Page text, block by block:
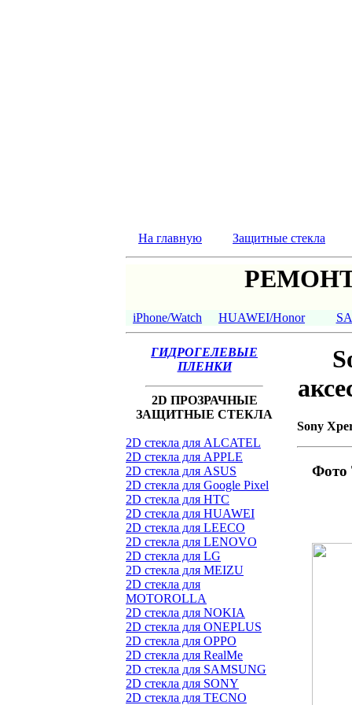
На главную Защитные стекла
iPhone/Watch HUAWEI/Honor
ГИДРОГЕЛЕВЫЕ
ПЛЕНКИ
2D ПРОЗРАЧНЫЕ
ЗАЩИТНЫЕ СТЕКЛА
2D стекла для ALCATEL
2D стекла для APPLE
2D стекла для ASUS
2D стекла для Google Pixel
2D стекла для HTC
2D стекла для HUAWEI
2D стекла для LEECO
2D стекла для LENOVO
2D стекла для LG
2D стекла для MEIZU
2D стекла для
MOTOROLLA
2D стекла для NOKIA
2D стекла для ONEPLUS
2D стекла для OPPO
2D стекла для RealMe
2D стекла для SAMSUNG
2D стекла для SONY
2D стекла для TECNO
Sony
Фото